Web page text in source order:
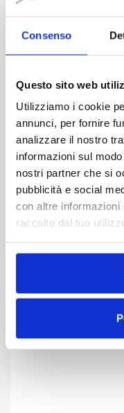
Consenso
Questo sito web
Utilizziamo i cookie
annunci, per fornire
analizzare il nostro
informazioni sul
nostri partner che si
pubblicità e social
con altre informazioni
raccolto dal tuo
Potrebbe piacerti